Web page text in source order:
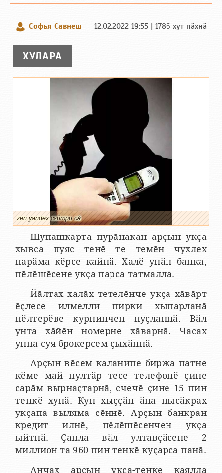
Софья Савнеш 12.02.2022 19:55 | 1786 хут пӑхнӑ
ХУЛАРА
zen.yandex сайтри сӑн
Шупашкарта пурӑнакан арҫын укҫа
хывса пуяс тенӗ те темӗн чухлех
парӑма кӗрсе кайнӑ. Халӗ унӑн банка,
пӗлӗшӗсене укҫа парса татмалла.
Йӑлтах халӑх тетелӗнче укҫа хӑвӑрт
ӗҫлесе илмелли пирки хыпарланӑ
пӗлтерӗве курнинчен пуҫланнӑ. Вӑл
унта хӑйӗн номерне хӑварнӑ. Часах
унпа суя брокерсем ҫыхӑннӑ.
Арҫын вӗсем каланипе биржа патне
кӗме май пултӑр тесе телефонӗ ҫине
сарӑм вырнаҫтарнӑ, счечӗ ҫине 15 пин
тенкӗ хунӑ. Кун хыҫҫӑн ӑна пысӑкрах
укҫапа выляма сӗннӗ. Арҫын банкран
кредит илнӗ, пӗлӗшӗсенчен укҫа
ыйтнӑ. Ҫапла вӑл ултавҫӑсене 2
миллион та 960 пин тенкӗ куҫарса панӑ.
Анчах арҫын укҫа-тенке каялла